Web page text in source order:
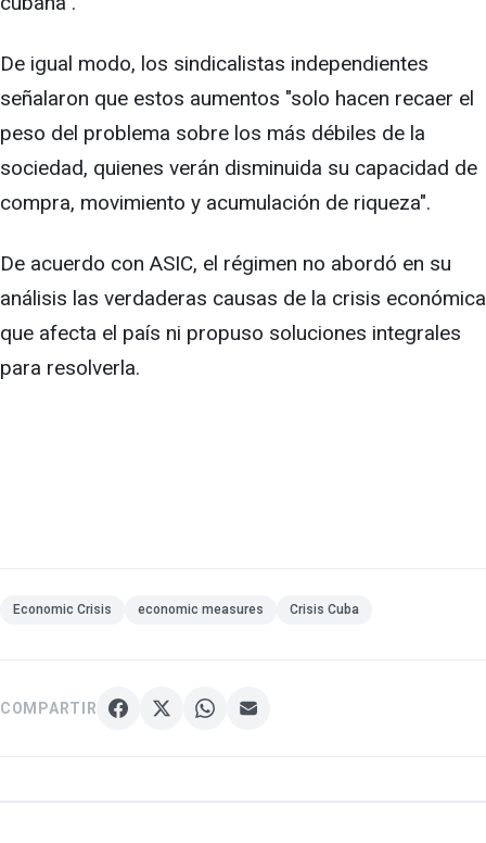
De igual modo, los sindicalistas independientes
señalaron que estos aumentos "solo hacen recaer el
peso del problema sobre los más débiles de la
sociedad, quienes verán disminuida su capacidad de
compra, movimiento y acumulación de riqueza".
De acuerdo con ASIC, el régimen no abordó en su
análisis las verdaderas causas de la crisis económica
que afecta el país ni propuso soluciones integrales
para resolverla.
Economic Crisis economic measures Crisis Cuba
COMPARTIR